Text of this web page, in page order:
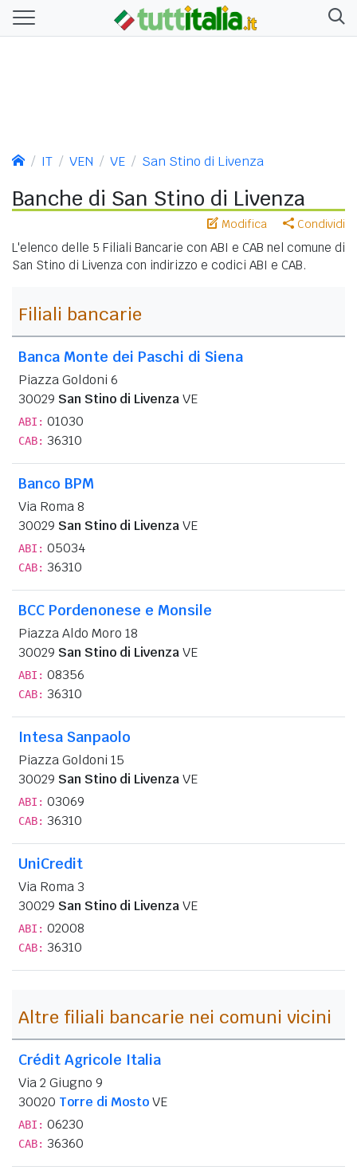
IT VEN VE San Stino di Livenza
Banche di San Stino di Livenza
Modifica Condividi
L'elenco delle 5 Filiali Bancarie con ABI e CAB nel comune di
San Stino di Livenza con indirizzo e codici ABI e CAB.
Filiali bancarie
Banca Monte dei Paschi di Siena
Piazza Goldoni 6
30029 San Stino di LivenzaVE
ABI: 01030
CAB: 36310
Banco BPM
Via Roma 8
30029 San Stino di LivenzaVE
ABI: 05034
CAB: 36310
BCC Pordenonese e Monsile
Piazza Aldo Moro 18
30029 San Stino di LivenzaVE
ABI: 08356
CAB: 36310
Intesa Sanpaolo
Piazza Goldoni 15
30029 San Stino di LivenzaVE
ABI: 03069
CAB: 36310
UniCredit
Via Roma 3
30029 San Stino di LivenzaVE
ABI: 02008
CAB: 36310
Altre filiali bancarie nei comuni vicini
Crédit Agricole Italia
Via 2 Giugno 9
30020 Torre di MostoVE
ABI: 06230
CAB: 36360